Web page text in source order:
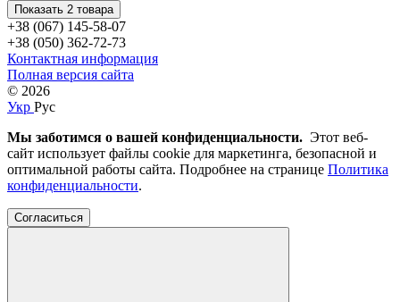
Показать 2 товара
+38 (067) 145-58-07
+38 (050) 362-72-73
Контактная информация
Полная версия сайта
© 2026
Укр Рус
Мы заботимся о вашей конфиденциальности. Этот веб-
сайт использует файлы cookie для маркетинга, безопасной и
оптимальной работы сайта. Подробнее на странице Политика
конфиденциальности.
Согласиться